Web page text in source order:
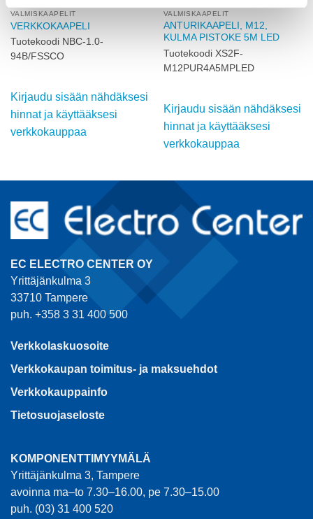
VALMISKAAPELIT
VERKKOKAAPELI
Tuotekoodi NBC-1.0-
94B/FSSCO
Kirjaudu sisään nähdäksesi
hinnat ja käyttääksesi
verkkokauppaa
VALMISKAAPELIT
ANTURIKAAPELI, M12,
KULMA PISTOKE 5M LED
Tuotekoodi XS2F-
M12PUR4A5MPLED
Kirjaudu sisään nähdäksesi
hinnat ja käyttääksesi
verkkokauppaa
EC ELECTRO CENTER OY
Yrittäjänkulma 3
33710 Tampere
puh. +358 3 31 400 500
Verkkolaskuosoite
Verkkokaupan toimitus- ja maksuehdot
Verkkokauppainfo
Tietosuojaseloste
KOMPONENTTIMYYMÄLÄ
Yrittäjänkulma 3, Tampere
avoinna ma–to 7.30–16.00, pe 7.30–15.00
puh. (03) 31 400 520